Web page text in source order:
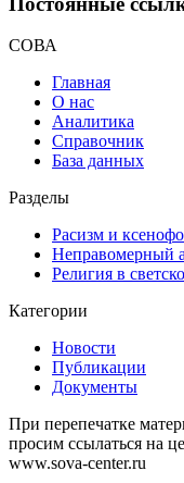
СОВА
Главная
О нас
Аналитика
Справочник
База данных
Разделы
Расизм и
Неправомерный
Религия в
Категории
Новости
Публикации
Документы
При перепечатке
просим ссылаться на
www.sova-center.ru